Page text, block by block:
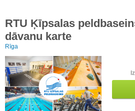
RTU Ķīpsalas
dāvanu karte
Rīga